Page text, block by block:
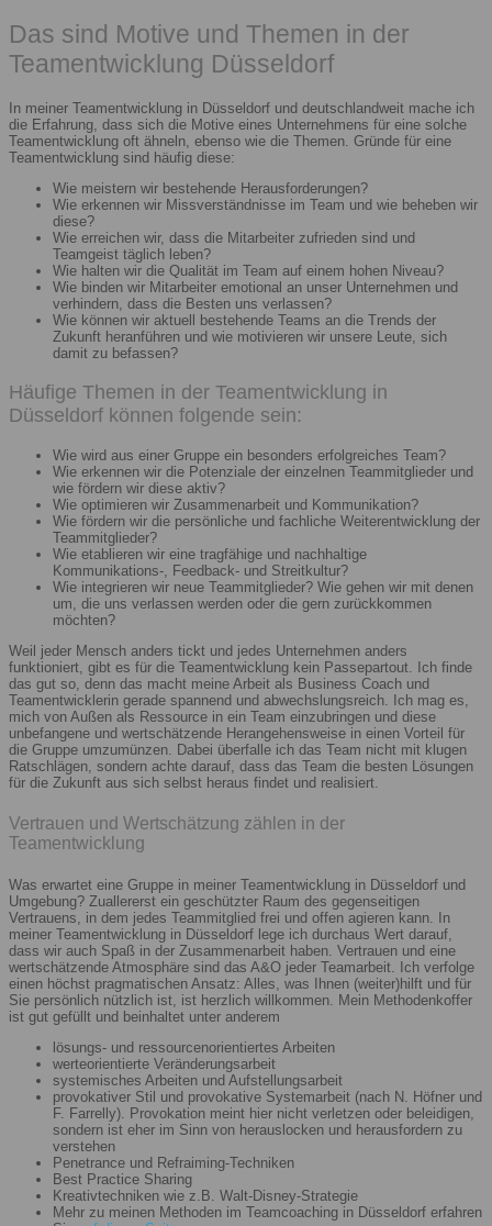
Das sind Motive und Themen in der
Teamentwicklung Düsseldorf
In meiner Teamentwicklung in Düsseldorf und deutschlandweit mache ich
die Erfahrung, dass sich die Motive eines Unternehmens für eine solche
Teamentwicklung oft ähneln, ebenso wie die Themen. Gründe für eine
Teamentwicklung sind häufig diese:
Wie meistern wir bestehende Herausforderungen?
Wie erkennen wir Missverständnisse im Team und wie beheben wir
diese?
Wie erreichen wir, dass die Mitarbeiter zufrieden sind und
Teamgeist täglich leben?
Wie halten wir die Qualität im Team auf einem hohen Niveau?
Wie binden wir Mitarbeiter emotional an unser Unternehmen und
verhindern, dass die Besten uns verlassen?
Wie können wir aktuell bestehende Teams an die Trends der
Zukunft heranführen und wie motivieren wir unsere Leute, sich
damit zu befassen?
Häufige Themen in der Teamentwicklung in
Düsseldorf können folgende sein:
Wie wird aus einer Gruppe ein besonders erfolgreiches Team?
Wie erkennen wir die Potenziale der einzelnen Teammitglieder und
wie fördern wir diese aktiv?
Wie optimieren wir Zusammenarbeit und Kommunikation?
Wie fördern wir die persönliche und fachliche Weiterentwicklung der
Teammitglieder?
Wie etablieren wir eine tragfähige und nachhaltige
Kommunikations-, Feedback- und Streitkultur?
Wie integrieren wir neue Teammitglieder? Wie gehen wir mit denen
um, die uns verlassen werden oder die gern zurückkommen
möchten?
Weil jeder Mensch anders tickt und jedes Unternehmen anders
funktioniert, gibt es für die Teamentwicklung kein Passepartout. Ich finde
das gut so, denn das macht meine Arbeit als Business Coach und
Teamentwicklerin gerade spannend und abwechslungsreich. Ich mag es,
mich von Außen als Ressource in ein Team einzubringen und diese
unbefangene und wertschätzende Herangehensweise in einen Vorteil für
die Gruppe umzumünzen. Dabei überfalle ich das Team nicht mit klugen
Ratschlägen, sondern achte darauf, dass das Team die besten Lösungen
für die Zukunft aus sich selbst heraus findet und realisiert.
Vertrauen und Wertschätzung zählen in der
Teamentwicklung
Was erwartet eine Gruppe in meiner Teamentwicklung in Düsseldorf und
Umgebung? Zuallererst ein geschützter Raum des gegenseitigen
Vertrauens, in dem jedes Teammitglied frei und offen agieren kann. In
meiner Teamentwicklung in Düsseldorf lege ich durchaus Wert darauf,
dass wir auch Spaß in der Zusammenarbeit haben. Vertrauen und eine
wertschätzende Atmosphäre sind das A&O jeder Teamarbeit. Ich verfolge
einen höchst pragmatischen Ansatz: Alles, was Ihnen (weiter)hilft und für
Sie persönlich nützlich ist, ist herzlich willkommen. Mein Methodenkoffer
ist gut gefüllt und beinhaltet unter anderem
lösungs- und ressourcenorientiertes Arbeiten
werteorientierte Veränderungsarbeit
systemisches Arbeiten und Aufstellungsarbeit
provokativer Stil und provokative Systemarbeit (nach N. Höfner und
F. Farrelly). Provokation meint hier nicht verletzen oder beleidigen,
sondern ist eher im Sinn von herauslocken und herausfordern zu
verstehen
Penetrance und Refraiming-Techniken
Best Practice Sharing
Kreativtechniken wie z.B. Walt-Disney-Strategie
Mehr zu meinen Methoden im Teamcoaching in Düsseldorf erfahren